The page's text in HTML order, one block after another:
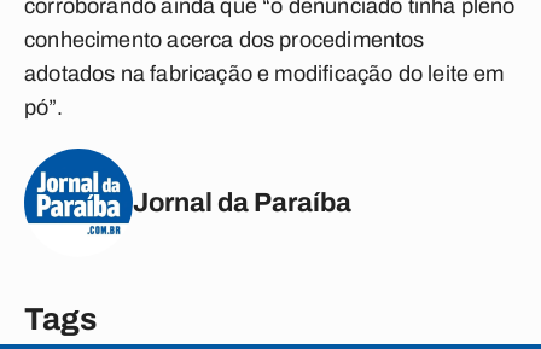
corroborando ainda que “o denunciado tinha pleno
conhecimento acerca dos procedimentos
adotados na fabricação e modificação do leite em
pó”.
Jornal da Paraíba
Tags